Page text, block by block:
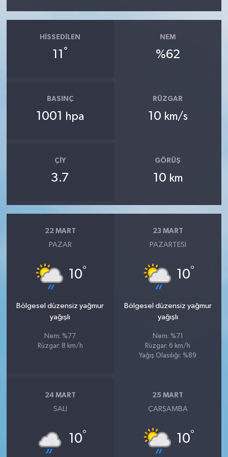
HISSEDILEN
11 °
NEM
%62
BASINÇ
1001 hpa
RÜZGAR
10 km/s
ÇIY
3.7
GÖRÜŞ
10 km
22 MART
PAZAR
10°
Bölgesel düzensiz yağmur
yağışlı
Nem: %77
Rüzgar: 8 km/h
23 MART
PAZARTESI
10°
Bölgesel düzensiz yağmur
yağışlı
Nem: %71
Rüzgar: 6 km/h
Yağış Olasılığı: %89
24 MART
SALI
10°
25 MART
ÇARŞAMBA
10°